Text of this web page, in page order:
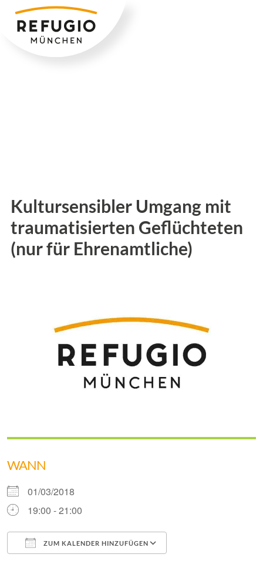
Zum
Inhalt
springen
Kultursensibler Umgang mit
traumatisierten Geflüchteten
(nur für Ehrenamtliche)
WANN
01/03/2018
19:00 - 21:00
ZUM KALENDER HINZUFÜGEN